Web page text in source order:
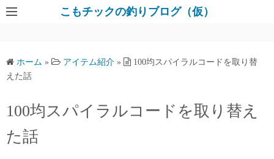
コ
キ
ッ
こもチックの釣りブログ（仮）
ホーム » アイテム紹介 »
100均スパイラルコードを取り替
えた話
100均スパイラルコードを取り替え
た話